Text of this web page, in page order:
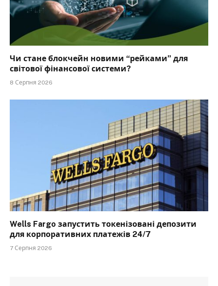
Чи стане блокчейн новими “рейками” для
світової фінансової системи?
8 Серпня 2026
Wells Fargo запустить токенізовані депозити
для корпоративних платежів 24/7
7 Серпня 2026